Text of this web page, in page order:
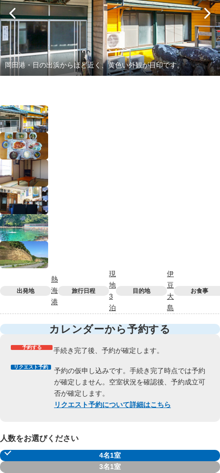
岡田港・日の出浜からほど近く、黄色い外観が目印です。
出発地
熱
海
港
旅行日程
現
地
3
泊
目的地
伊
豆
大
島
お食事
カレンダーから予約する
予約する 手続き完了後、予約が確定します。
リクエスト予約
予約の仮申し込みです。手続き完了時点では予約
が確定しません。空室状況を確認後、予約成立可
否が確定します。
リクエスト予約について詳細はこちら
人数をお選びください
4名1室
3名1室